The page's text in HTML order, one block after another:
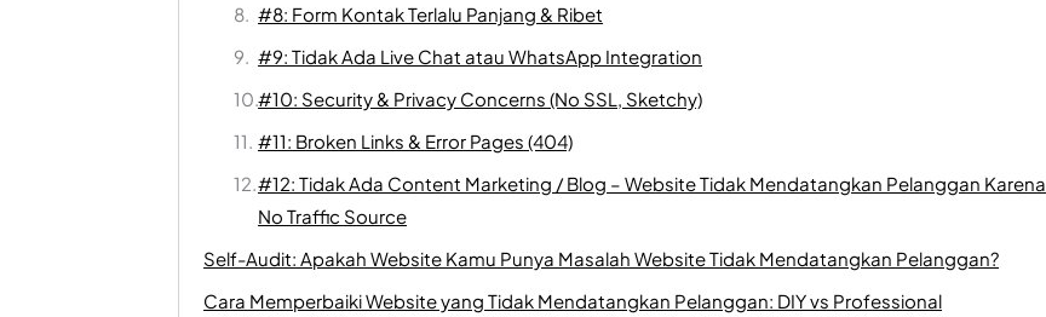
#8: Form Kontak Terlalu Panjang & Ribet
#9: Tidak Ada Live Chat atau WhatsApp Integration
#10: Security & Privacy Concerns (No SSL, Sketchy)
#11: Broken Links & Error Pages (404)
#12: Tidak Ada Content Marketing / Blog – Website Tidak Mendatangkan Pelanggan Karena
No Traffic Source
Self-Audit: Apakah Website Kamu Punya Masalah Website Tidak Mendatangkan Pelanggan?
Cara Memperbaiki Website yang Tidak Mendatangkan Pelanggan: DIY vs Professional